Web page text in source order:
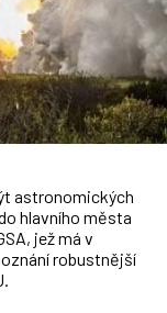
astronomických
hlavního města
jež má v
robustnější